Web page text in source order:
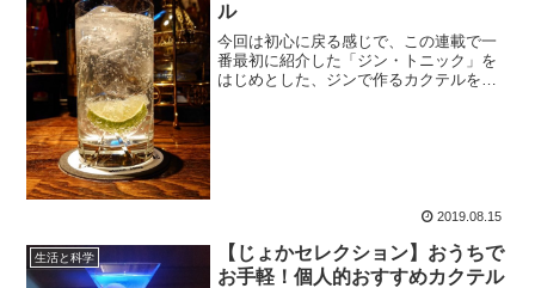
ル
今回は初心に戻る感じで、この連載で一
番最初に紹介した「ジン・トニック」を
はじめとした、ジンで作るカクテルを紹
2019.08.15
生活と科学
【じょかセレクション】おうちで
お手軽！個人的おすすめカクテル